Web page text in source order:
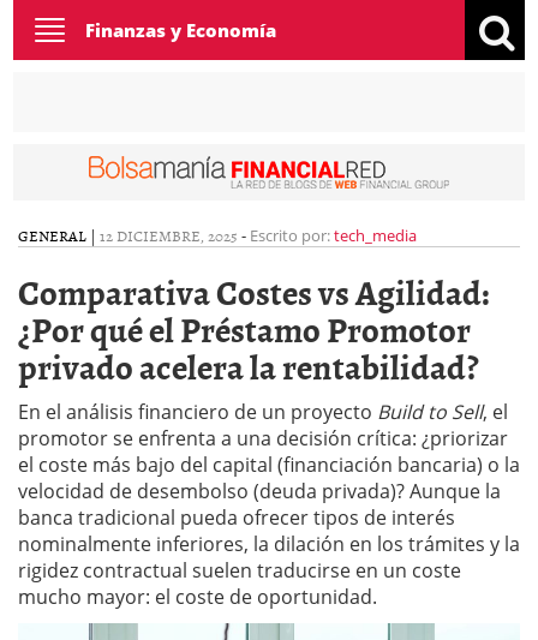
Toggle
navigation
Finanzas y Economía
GENERAL | 12 DICIEMBRE, 2025 - Escrito por:tech_media
Comparativa Costes vs Agilidad:
¿Por qué el Préstamo Promotor
privado acelera la rentabilidad?
En el análisis financiero de un proyecto Build to Sell, el
promotor se enfrenta a una decisión crítica: ¿priorizar
el coste más bajo del capital (financiación bancaria) o la
velocidad de desembolso (deuda privada)? Aunque la
banca tradicional pueda ofrecer tipos de interés
nominalmente inferiores, la dilación en los trámites y la
rigidez contractual suelen traducirse en un coste
mucho mayor: el coste de oportunidad.